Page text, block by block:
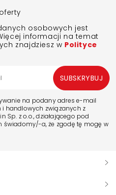
osobowych jest
informacji na temat
znajdziesz w Polityce
na podany adres e-mail
handlowych związanych z
Sp. z o.o., działającego pod
świadomy/-a, że zgodę tę mogę w
SUBSKRYBUJ